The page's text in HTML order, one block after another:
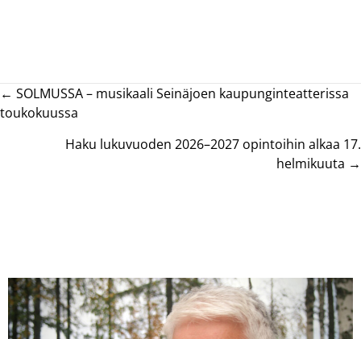
Posts
navigation
← SOLMUSSA – musikaali Seinäjoen kaupunginteatterissa
toukokuussa
Haku lukuvuoden 2026–2027 opintoihin alkaa 17.
helmikuuta →